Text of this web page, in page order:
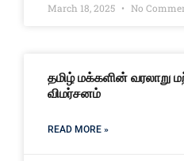
March 18, 2025 No
தமிழ் மக்களின் வரலாறு
விமர்சனம்
READ MORE »